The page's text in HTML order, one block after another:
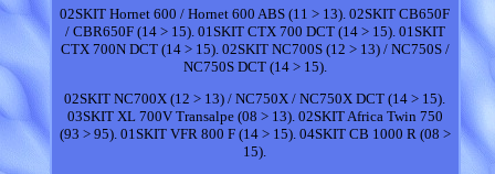
02SKIT Hornet 600 / Hornet 600 ABS (11 > 13). 02SKIT CB650F
/ CBR650F (14 > 15). 01SKIT CTX 700 DCT (14 > 15). 01SKIT
CTX 700N DCT (14 > 15). 02SKIT NC700S (12 > 13) / NC750S /
NC750S DCT (14 > 15).
02SKIT NC700X (12 > 13) / NC750X / NC750X DCT (14 > 15).
03SKIT XL 700V Transalpe (08 > 13). 02SKIT Africa Twin 750
(93 > 95). 01SKIT VFR 800 F (14 > 15). 04SKIT CB 1000 R (08 >
15).